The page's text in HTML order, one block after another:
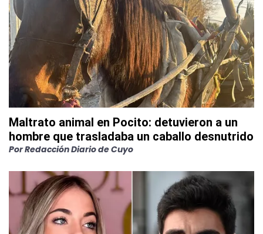
Maltrato animal en Pocito: detuvieron a un
hombre que trasladaba un caballo desnutrido
PorRedacción Diario de Cuyo